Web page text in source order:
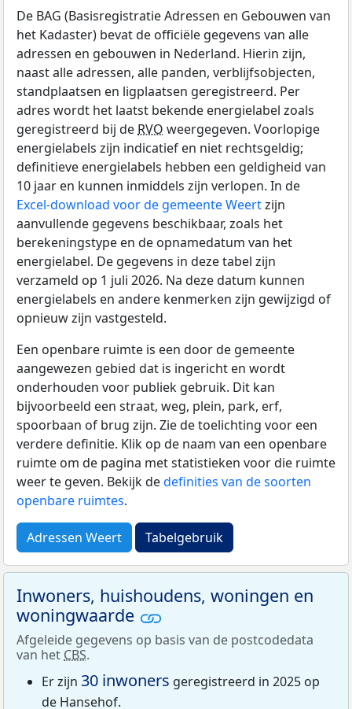
De BAG (Basisregistratie Adressen en Gebouwen van
het Kadaster) bevat de officiële gegevens van alle
adressen en gebouwen in Nederland. Hierin zijn,
naast alle adressen, alle panden, verblijfsobjecten,
standplaatsen en ligplaatsen geregistreerd. Per
adres wordt het laatst bekende energielabel zoals
geregistreerd bij de RVO weergegeven. Voorlopige
energielabels zijn indicatief en niet rechtsgeldig;
definitieve energielabels hebben een geldigheid van
10 jaar en kunnen inmiddels zijn verlopen. In de
Excel-download voor de gemeente Weertzijn
aanvullende gegevens beschikbaar, zoals het
berekeningstype en de opnamedatum van het
energielabel. De gegevens in deze tabel zijn
verzameld op 1 juli 2026. Na deze datum kunnen
energielabels en andere kenmerken zijn gewijzigd of
opnieuw zijn vastgesteld.
Een openbare ruimte is een door de gemeente
aangewezen gebied dat is ingericht en wordt
onderhouden voor publiek gebruik. Dit kan
bijvoorbeeld een straat, weg, plein, park, erf,
spoorbaan of brug zijn. Zie de toelichting voor een
verdere definitie. Klik op de naam van een openbare
ruimte om de pagina met statistieken voor die ruimte
weer te geven. Bekijk dedefinities van de soorten
openbare ruimtes.
Adressen Weert Tabelgebruik
Inwoners, huishoudens, woningen en
woningwaarde
Afgeleide gegevens op basis van de postcodedata
van het CBS.
Er zijn 30 inwoners geregistreerd in 2025 op
de Hansehof.